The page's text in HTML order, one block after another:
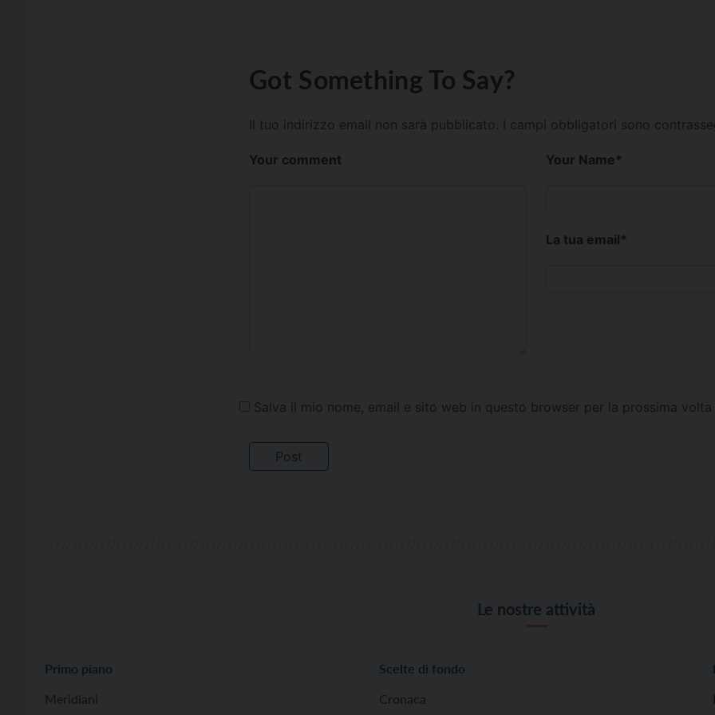
Got Something To Say?
Il tuo indirizzo email non sarà pubblicato. I campi obbligatori sono
Your comment Your Name*
La tua email*
Salva il mio nome, email e sito web in questo browser per la prossima
Le nostre attività
Primo piano
Meridiani
Scelte di fondo
Cronaca